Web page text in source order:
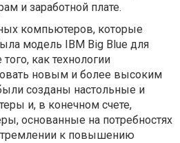
и заработной плате.
компьютеров, которые
модель IBM Big Blue для
как технологии
новым и более высоким
созданы настольные и
и, в конечном счете,
основанные на потребностях
к повышению